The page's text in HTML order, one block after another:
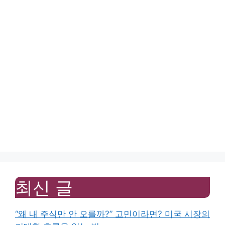
최신 글
“왜 내 주식만 안 오를까?” 고민이라면? 미국 시장의